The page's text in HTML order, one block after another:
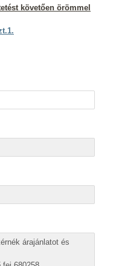
követően örömmel